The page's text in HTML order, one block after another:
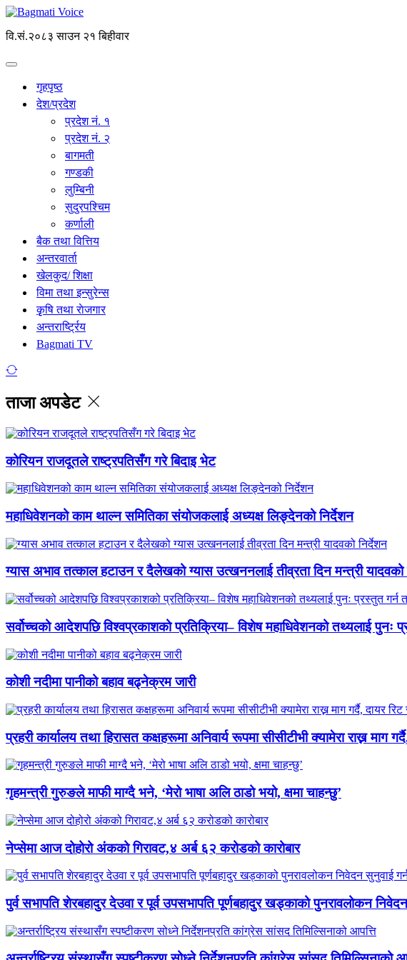
वि.सं.२०८३ साउन २१ बिहीवार
गृहपृष्ठ
देश/प्रदेश
प्रदेश नं. १
प्रदेश नं. २
बागमती
गण्डकी
लुम्बिनी
सुदुरपश्चिम
कर्णाली
बैक तथा वित्तिय
अन्तरवार्ता
खेलकुद/ शिक्षा
विमा तथा इन्सुरेन्स
कृृषि तथा राेजगार
अन्तरार्ष्ट्रिय
Bagmati TV
ताजा अपडेट
कोरियन राजदूतले राष्ट्रपतिसँग गरे बिदाइ भेट
महाधिवेशनको काम थाल्न समितिका संयोजकलाई अध्यक्ष लिङ्देनको निर्देशन
ग्यास अभाव तत्काल हटाउन र दैलेखको ग्यास उत्खननलाई तीव्रता दिन मन्त्री यादवको
सर्वोच्चको आदेशपछि विश्वप्रकाशको प्रतिक्रिया– विशेष महाधिवेशनको तथ्यलाई पुनः
कोशी नदीमा पानीको बहाव बढ्नेक्रम जारी
प्रहरी कार्यालय तथा हिरासत कक्षहरूमा अनिवार्य रूपमा सीसीटीभी क्यामेरा राख्न माग गर्दै,
गृहमन्त्री गुरुङले माफी माग्दै भने, ‘मेरो भाषा अलि ठाडो भयो, क्षमा चाहन्छु’
नेप्सेमा आज दोहोरो अंकको गिरावट,४ अर्ब ६२ करोडको कारोबार
पुर्व सभापति शेरबहादुर देउवा र पूर्व उपसभापति पूर्णबहादुर खड्काको पुनरावलोकन